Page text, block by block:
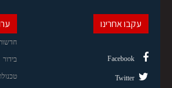
בידור
עקבו אחרינו
Facebook
Twitter